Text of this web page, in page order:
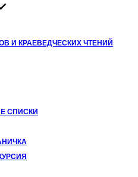
И КРАЕВЕДЧЕСКИХ ЧТЕНИЙ
СПИСКИ